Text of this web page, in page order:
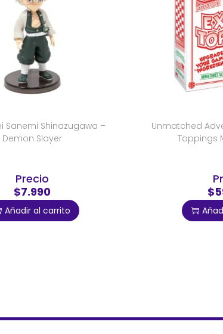
Sanemi Shinazugawa –
Demon Slayer
Precio
$7.990
Añadir al carrito
Unmatched
Toppings